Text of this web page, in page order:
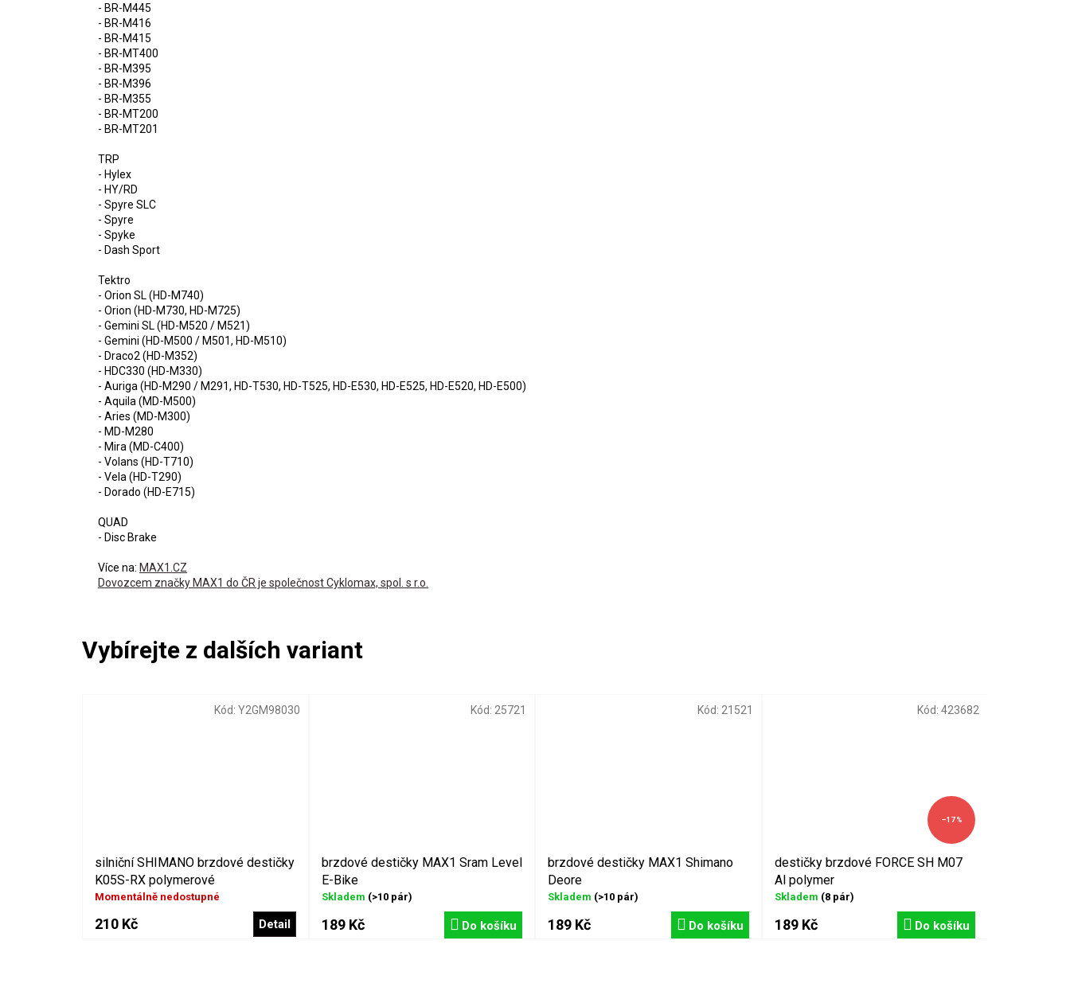
- BR-M445
- BR-M416
- BR-M415
- BR-MT400
- BR-M395
- BR-M396
- BR-M355
- BR-MT200
- BR-MT201
TRP
- Hylex
- HY/RD
- Spyre SLC
- Spyre
- Spyke
- Dash Sport
Tektro
- Orion SL (HD-M740)
- Orion (HD-M730, HD-M725)
- Gemini SL (HD-M520 / M521)
- Gemini (HD-M500 / M501, HD-M510)
- Draco2 (HD-M352)
- HDC330 (HD-M330)
- Auriga (HD-M290 / M291, HD-T530, HD-T525, HD-E530, HD-E525, HD-E520, HD-E500)
- Aquila (MD-M500)
- Aries (MD-M300)
- MD-M280
- Mira (MD-C400)
- Volans (HD-T710)
- Vela (HD-T290)
- Dorado (HD-E715)
QUAD
- Disc Brake
Více na: MAX1.CZ
Dovozcem značky MAX1 do ČR je společnost Cyklomax, spol. s r.o.
silniční SHIMANO brzdové destičky
K05S-RX polymerové
Momentálně nedostupné
210 Kč Detail
Kód: Y2GM98030
brzdové destičky MAX1 Sram Level
E-Bike
Skladem (>10 pár)
189 Kč Do košíku
Kód: 25721
brzdové destičky MAX1 Shimano
Deore
Skladem (>10 pár)
189 Kč Do košíku
Kód: 21521
–17 %
destičky brzdové FORCE SH M07
Al polymer
Skladem (8 pár)
189 Kč Do košíku
Kód: 423682